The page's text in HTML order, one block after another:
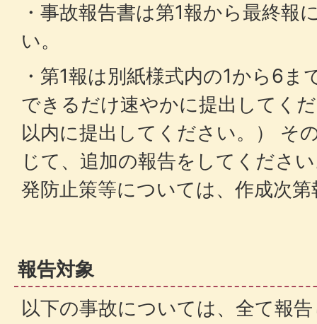
・事故報告書は第1報から最終報
い。
・第1報は別紙様式内の1から6ま
できるだけ速やかに提出してく
以内に提出してください。） そ
じて、追加の報告をしてくださ
発防止策等については、作成次
報告対象
以下の事故については、全て報